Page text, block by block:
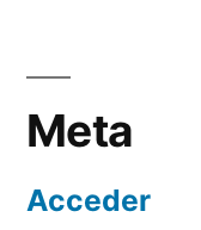
Meta
Acceder